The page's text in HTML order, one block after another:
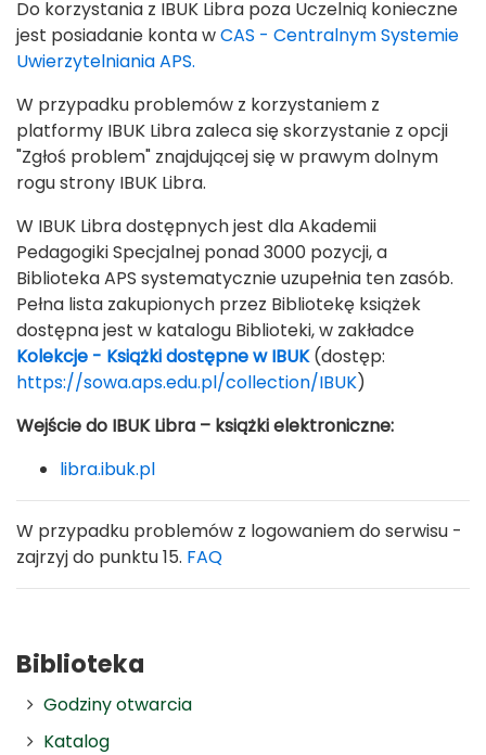
Biblioteka
Godziny otwarcia
Katalog
Do korzystania z IBUK Libra poza Uczelnią konieczne
jest posiadanie konta wCAS - Centralnym Systemie
Uwierzytelniania APS.
W przypadku problemów z korzystaniem z
platformy IBUK Libra zaleca się skorzystanie z opcji
"Zgłoś problem" znajdującej się w prawym dolnym
rogu strony IBUK Libra.
W IBUK Libra dostępnych jest dla Akademii
Pedagogiki Specjalnej ponad 3000 pozycji, a
Biblioteka APS systematycznie uzupełnia ten zasób.
Pełna lista zakupionych przez Bibliotekę książek
dostępna jest w katalogu Biblioteki, w zakładce
Kolekcje - Książki dostępne w IBUK(dostęp:
https://sowa.aps.edu.pl/collection/IBUK)
Wejście do IBUK Libra – książki elektroniczne:
libra.ibuk.pl
W przypadku problemów z logowaniem do serwisu -
zajrzyj do punktu 15. FAQ